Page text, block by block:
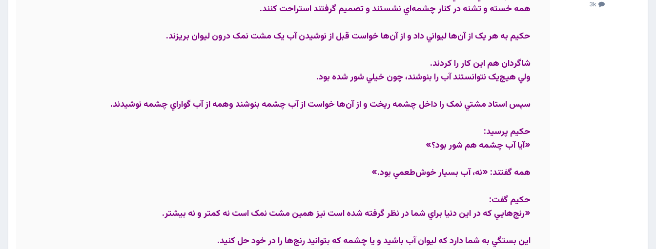
همه خسته و تشنه در کنار چشمه‌اي نشستند و تصميم گرفتند استراحت کنند.
حکيم به هر يک از آن‌ها ليواني داد و از آن‌ها خواست قبل از نوشيدن آب يک مشت نمک درون ليوان بريزند.
شاگردان هم اين کار را کردند.
ولي هيچ‌يک نتوانستند آب را بنوشند، چون خيلي شور شده بود.
سپس استاد مشتي نمک را داخل چشمه ريخت و از آن‌ها خواست از آب چشمه بنوشند وهمه از آب گواراي چشمه نوشيدند.
حکيم پرسيد:
«آيا آب چشمه هم شور بود؟»
همه گفتند: «نه، آب بسيار خوش‌طعمي بود.»
حکيم گفت:
«رنج‌هايي که در اين دنيا براي شما در نظر گرفته شده است نيز همين مشت نمک است نه کمتر و نه بيشتر.
اين بستگي به شما دارد که ليوان آب باشيد و يا چشمه که بتوانيد رنج‌ها را در خود حل کنيد.